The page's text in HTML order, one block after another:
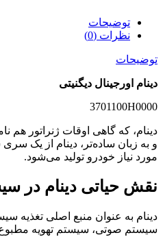
توضیحات
نظرات (0)
توضیحات
دینام اورجینال دیگنیتی
3701100H0000
دینام، که گاهی اوقات ژنراتور هم
و به زبان ساده‌تر، دینام از یک
مورد نیاز خودرو تولید می‌شود.
نقش حیاتی دینام در
دینام به عنوان منبع اصلی تغذیه
سیستم صوتی، سیستم تهویه مطبوع،